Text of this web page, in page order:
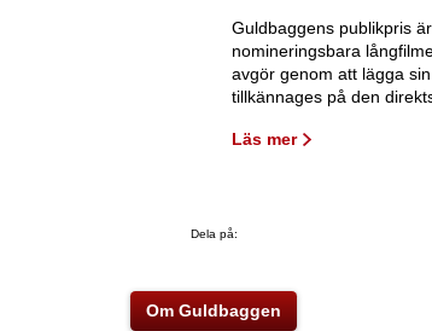
Guldbaggens publikpris
nomineringsbara
avgör genom att lägga
tillkännages på den
Läs mer
Dela på:
Om Guldbaggen